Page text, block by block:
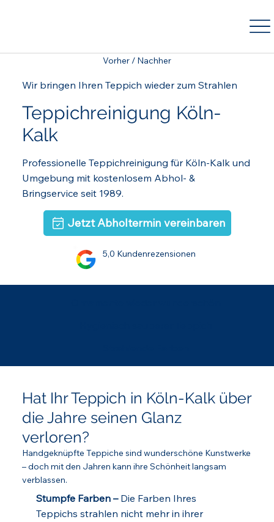
Wir bringen Ihren Teppich wieder zum Strahlen
Teppichreinigung Köln-
Kalk
Professionelle Teppichreinigung für Köln-Kalk und
Umgebung mit kostenlosem Abhol- &
Bringservice seit 1989.
Jetzt Abholtermin vereinbaren
5,0 Kundenrezensionen
Vorher / Nachher
Hat Ihr Teppich in Köln-Kalk über
die Jahre seinen Glanz
verloren?
Handgeknüpfte Teppiche sind wunderschöne Kunstwerke
– doch mit den Jahren kann ihre Schönheit langsam
verblassen.
Stumpfe Farben –Die Farben Ihres
Teppichs strahlen nicht mehr in ihrer